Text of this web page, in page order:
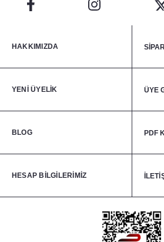
HAKKIMIZDA
YENİ ÜYELİK ÜYE
BLOG PDF
HESAP BİLGİLERİMİZ